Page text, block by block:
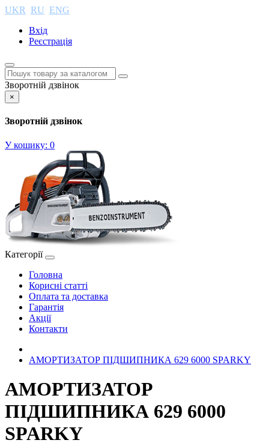
UKR RU ENG
Вхід
Реєстрація
Зворотній дзвінок
×
Зворотній дзвінок
У кошику: 0
Категорії
Головна
Корисні статті
Оплата та доставка
Гарантія
Акції
Контакти
АМОРТИЗАТОР ПІДШИПНИКА 629 6000 SPARKY
АМОРТИЗАТОР
ПІДШИПНИКА 629 6000
SPARKY